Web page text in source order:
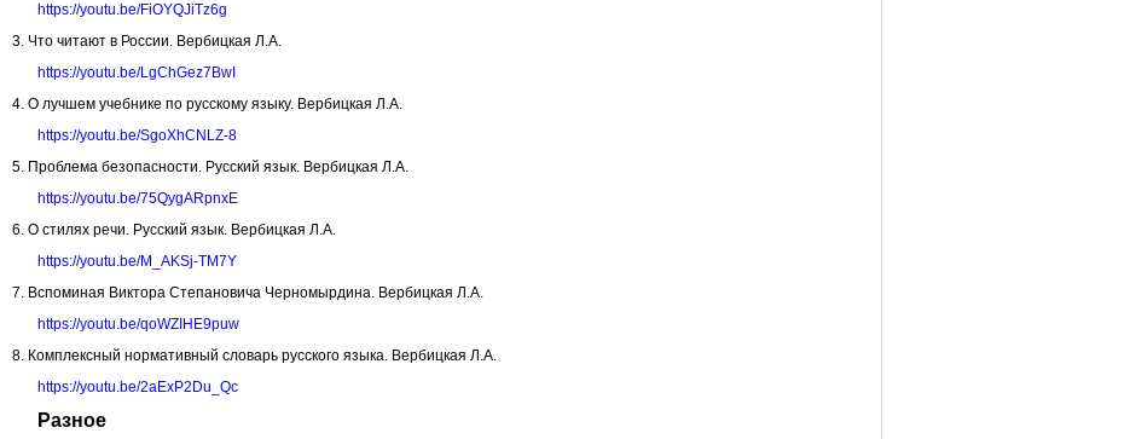
https://youtu.be/FiOYQJiTz6g
Что читают в России. Вербицкая Л.А.
https://youtu.be/LgChGez7BwI
О лучшем учебнике по русскому языку. Вербицкая Л.А.
https://youtu.be/SgoXhCNLZ-8
Проблема безопасности. Русский язык. Вербицкая Л.А.
https://youtu.be/75QygARpnxE
О стилях речи. Русский язык. Вербицкая Л.А.
https://youtu.be/M_AKSj-TM7Y
Вспоминая Виктора Степановича Черномырдина. Вербицкая Л.А.
https://youtu.be/qoWZIHE9puw
Комплексный нормативный словарь русского языка. Вербицкая Л.А.
https://youtu.be/2aExP2Du_Qc
Разное